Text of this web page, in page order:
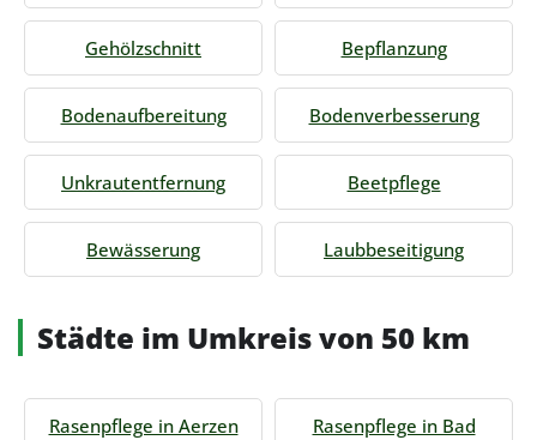
Gehölzschnitt Bepflanzung
Bodenaufbereitung Bodenverbesserung
Unkrautentfernung Beetpflege
Bewässerung Laubbeseitigung
Städte im Umkreis von 50 km
Rasenpflege in Aerzen
Rasenpflege in Bad